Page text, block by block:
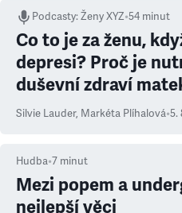
Podcasty:Ženy XYZ•54 minut
Co to je za ženu,
depresi? Proč je
duševní zdraví
Silvie Lauder, Markéta Plíhalová•5.
Hudba•7 minut
Mezi popem a
nejlepší věci